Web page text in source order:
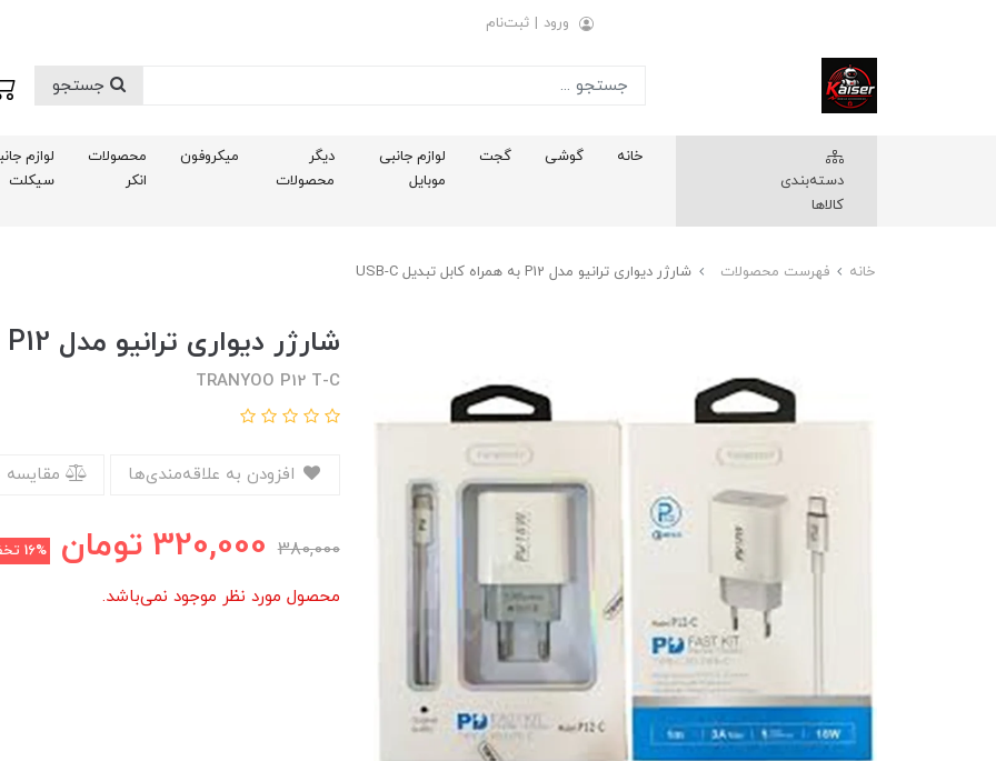
ورود | ثبت‌نام
دسته‌بندی
کالاها
خانه گوشی گجت
لوازم جانبی
موبایل
دیگر
محصولات
میکروفون
محصولات
انکر
لوازم
سیکلت
خانه فهرست محصولات شارژر دیواری ترانیو مدل P12 به همراه کابل تبدیل USB-C
شارژر دیواری ترانیو مدل P12 به همراه کابل تبدیل USB-C
TRANYOO P12 T-C
380,000
320,000 تومان 16%
محصول مورد نظر موجود نمی‌باشد.